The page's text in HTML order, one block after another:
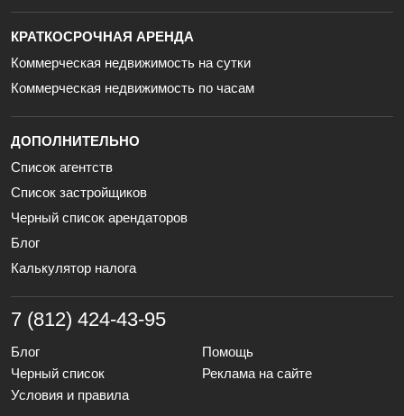
КРАТКОСРОЧНАЯ АРЕНДА
Коммерческая недвижимость на сутки
Коммерческая недвижимость по часам
ДОПОЛНИТЕЛЬНО
Список агентств
Список застройщиков
Черный список арендаторов
Блог
Калькулятор налога
7 (812) 424-43-95
Блог
Помощь
Черный список
Реклама на сайте
Условия и правила